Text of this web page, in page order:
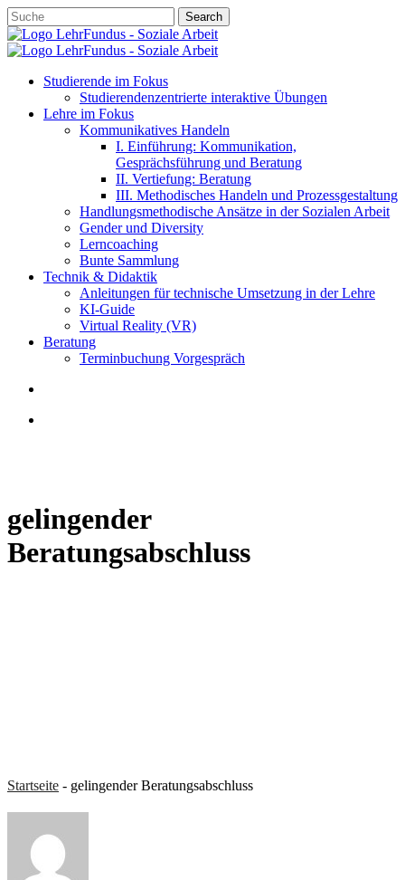
Skip
to
main
content
Search
Close
Search
account
search
Menu
Studierende im Fokus
Studierendenzentrierte interaktive Übungen
Lehre im Fokus
Kommunikatives Handeln
I. Einführung: Kommunikation,
Gesprächsführung und Beratung
II. Vertiefung: Beratung
III. Methodisches Handeln und Prozessgestaltung
Handlungsmethodische Ansätze in der Sozialen Arbeit
Gender und Diversity
Lerncoaching
Bunte Sammlung
Technik & Didaktik
Anleitungen für technische Umsetzung in der Lehre
KI-Guide
Virtual Reality (VR)
Beratung
Terminbuchung Vorgespräch
gelingender
Beratungsabschluss
Startseite - gelingender Beratungsabschluss